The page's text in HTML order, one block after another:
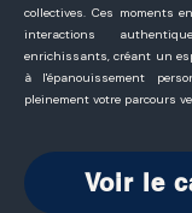
collectives. Ces moments
interactions
enrichissants, créant un
à l'épanouissement
pleinement votre parcours
Voir le